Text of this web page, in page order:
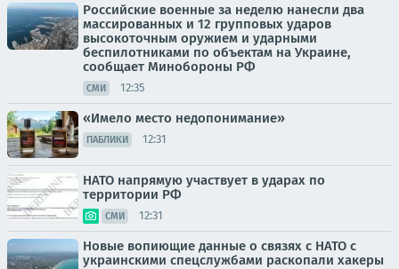
Российские военные за неделю нанесли два
массированных и 12 групповых ударов
высокоточным оружием и ударными
беспилотниками по объектам на Украине,
сообщает Минобороны РФ
СМИ 12:35
«Имело место недопонимание»
ПАБЛИКИ 12:31
НАТО напрямую участвует в ударах по
территории РФ
СМИ 12:31
Новые вопиющие данные о связях с НАТО с
украинскими спецслужбами раскопали хакеры